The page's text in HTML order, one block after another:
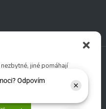
jiné pomáhají